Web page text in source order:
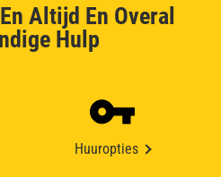
Altijd En Overal
Hulp
Huuropties